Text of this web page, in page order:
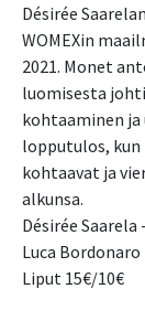
Désirée
WOMEXin
2021. Monet
luomisesta
kohtaaminen
lopputulos,
kohtaavat ja
alkunsa.
Désirée
Luca
Liput 15€/10€